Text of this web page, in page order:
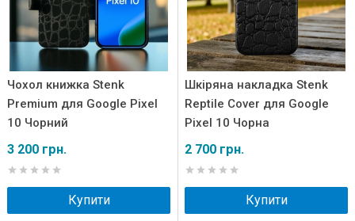
Чохол книжка Stenk
Premium для Google Pixel
10 Чорний
3 200 грн.
Купити
Шкіряна накладка Stenk
Reptile Cover для Google
Pixel 10 Чорна
2 700 грн.
Купити